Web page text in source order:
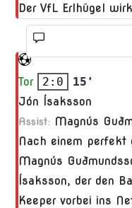
Der VfL Erlhügel
Tor 2:0
15'
Jón Ísaksson
Assist: Magnús
Nach einem perfekt
Magnús
Ísaksson, der den
Keeper vorbei ins